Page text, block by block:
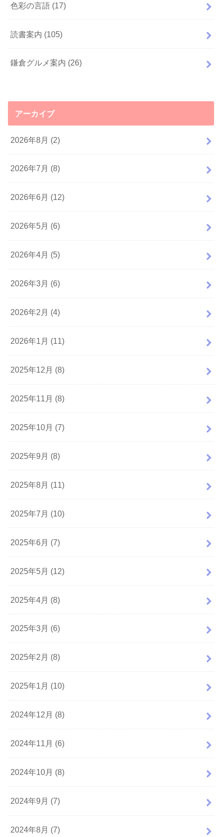
色彩の言語 (17)
読書案内 (105)
鎌倉グルメ案内 (26)
アーカイブ
2026年8月 (2)
2026年7月 (8)
2026年6月 (12)
2026年5月 (6)
2026年4月 (5)
2026年3月 (6)
2026年2月 (4)
2026年1月 (11)
2025年12月 (8)
2025年11月 (8)
2025年10月 (7)
2025年9月 (8)
2025年8月 (11)
2025年7月 (10)
2025年6月 (7)
2025年5月 (12)
2025年4月 (8)
2025年3月 (6)
2025年2月 (8)
2025年1月 (10)
2024年12月 (8)
2024年11月 (6)
2024年10月 (8)
2024年9月 (7)
2024年8月 (7)